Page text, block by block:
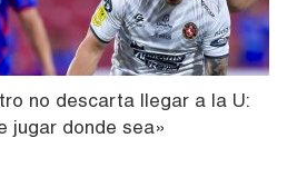
no descarta llegar a la U:
jugar donde sea»